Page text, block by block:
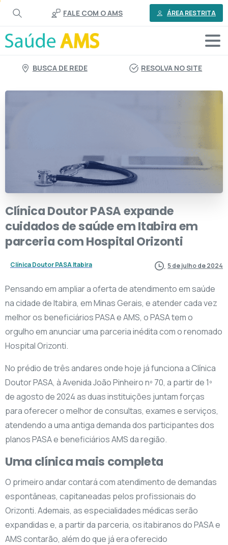
conteúdo
FALE COM O AMS ÁREA RESTRITA
BUSCA DE REDE RESOLVA NO SITE
ClínicaDoutorPASAexpande
cuidadosdesaúdeemItabiraem
parceriacomHospitalOrizonti
Clínica Doutor PASA Itabira 5 de julho de 2024
Pensando em ampliar a oferta de atendimento em saúde
na cidade de Itabira, em Minas Gerais, e atender cada vez
melhor os beneficiários PASA e AMS, o PASA tem o
orgulho em anunciar uma parceria inédita com o renomado
Hospital Orizonti.
No prédio de três andares onde hoje já funciona a Clínica
Doutor PASA, à Avenida João Pinheiro nº 70, a partir de 1º
de agosto de 2024 as duas instituições juntam forças
para oferecer o melhor de consultas, exames e serviços,
atendendo a uma antiga demanda dos participantes dos
planos PASA e beneficiários AMS da região.
Uma clínica mais completa
O primeiro andar contará com atendimento de demandas
espontâneas, capitaneadas pelos profissionais do
Orizonti. Ademais, as especialidades médicas serão
expandidas e, a partir da parceria, os itabiranos do PASA e
AMS contarão, além do que já era oferecido